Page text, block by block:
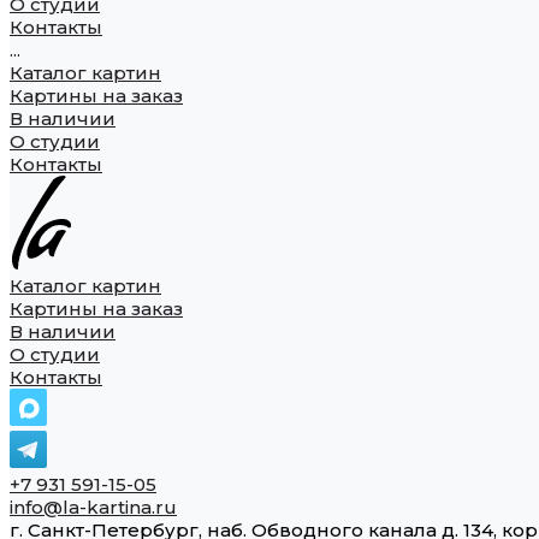
Контакты
...
Каталог картин
Картины на заказ
В наличии
О студии
Контакты
Каталог картин
Картины на заказ
В наличии
О студии
Контакты
+7 931 591-15-05
info@la-kartina.ru
г. Санкт-Петербург, наб. Обводного канала д. 134,